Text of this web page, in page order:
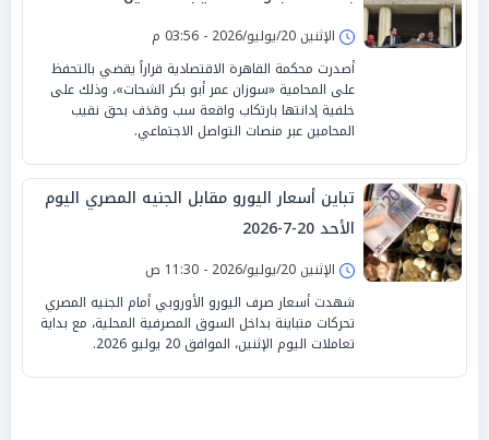
الإثنين 20/يوليو/2026 - 03:56 م
أصدرت محكمة القاهرة الاقتصادية قراراً يقضي بالتحفظ
على المحامية «سوزان عمر أبو بكر الشحات»، وذلك على
خلفية إدانتها بارتكاب واقعة سب وقذف بحق نقيب
المحامين عبر منصات التواصل الاجتماعي.
تباين أسعار اليورو مقابل الجنيه المصري اليوم
الأحد 20-7-2026
الإثنين 20/يوليو/2026 - 11:30 ص
شهدت أسعار صرف اليورو الأوروبي أمام الجنيه المصري
تحركات متباينة بداخل السوق المصرفية المحلية، مع بداية
تعاملات اليوم الإثنين، الموافق 20 يوليو 2026.